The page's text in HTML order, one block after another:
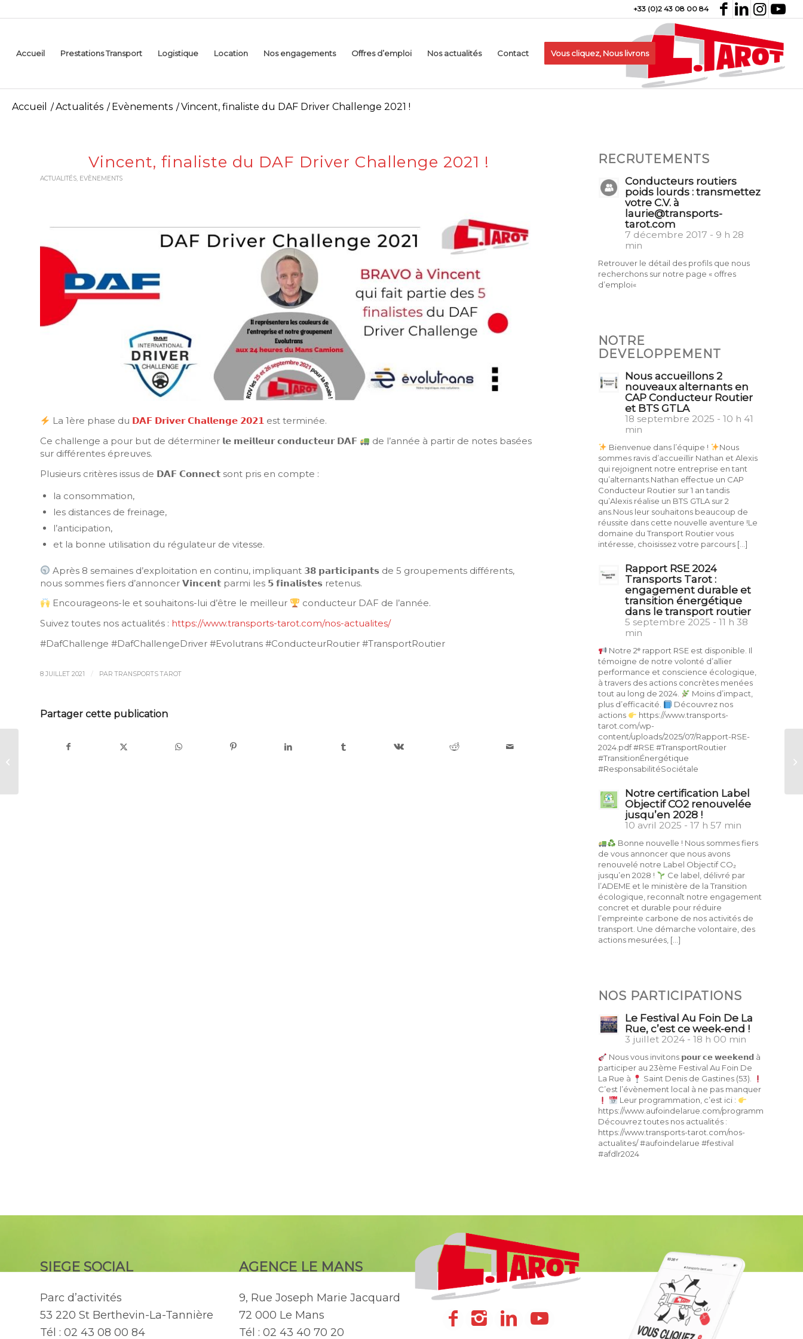
+33 (0)2 43 08 00 84
Accueil Prestations Transport Logistique Location Nos engagements Offres d’emploi Nos actualités Contact Vous cliquez, Nous livrons
Accueil /Actualités / Evènements /Vincent, finaliste du DAF Driver Challenge 2021 !
Vincent, finaliste du DAF Driver Challenge 2021 !
ACTUALITÉS, EVÈNEMENTS
La 1ère phase du 𝗗𝗔𝗙 𝗗𝗿𝗶𝘃𝗲𝗿 𝗖𝗵𝗮𝗹𝗹𝗲𝗻𝗴𝗲 𝟮𝟬𝟮𝟭 est terminée.
Ce challenge a pour but de déterminer 𝗹𝗲 𝗺𝗲𝗶𝗹𝗹𝗲𝘂𝗿 𝗰𝗼𝗻𝗱𝘂𝗰𝘁𝗲𝘂𝗿 𝗗𝗔𝗙
de l’année à partir de notes basées
sur différentes épreuves.
Plusieurs critères issus de 𝗗𝗔𝗙 𝗖𝗼𝗻𝗻𝗲𝗰𝘁 sont pris en compte :
la consommation,
les distances de freinage,
l’anticipation,
et la bonne utilisation du régulateur de vitesse.
Après 8 semaines d’exploitation en continu, impliquant 𝟯𝟴 𝗽𝗮𝗿𝘁𝗶𝗰𝗶𝗽𝗮𝗻𝘁𝘀 de 5 groupements différents,
nous sommes fiers d’annoncer 𝗩𝗶𝗻𝗰𝗲𝗻𝘁 parmi les 𝟱 𝗳𝗶𝗻𝗮𝗹𝗶𝘀𝘁𝗲𝘀 retenus.
Encourageons-le et souhaitons-lui d’être le meilleur
conducteur DAF de l’année.
Suivez toutes nos actualités : https://www.transports-tarot.com/nos-actualites/
#DafChallenge #DafChallengeDriver #Evolutrans #ConducteurRoutier #TransportRoutier
8 JUILLET 2021 / PARTRANSPORTS TAROT
Partager cette publication
RECRUTEMENTS
Conducteurs routiers
poids lourds : transmettez
votre C.V. à
laurie@transports-
tarot.com
7 décembre 2017 - 9 h 28
min
Retrouver le détail des profils que nous
recherchons sur notre page « offres
d’emploi«
NOTRE
DEVELOPPEMENT
Nous accueillons 2
nouveaux alternants en
CAP Conducteur Routier
et BTS GTLA
18 septembre 2025 - 10 h 41
min
Bienvenue dans l’équipe !
Nous
sommes ravis d’accueillir Nathan et Alexis
qui rejoignent notre entreprise en tant
qu’alternants.Nathan effectue un CAP
Conducteur Routier sur 1 an tandis
qu’Alexis réalise un BTS GTLA sur 2
ans.Nous leur souhaitons beaucoup de
réussite dans cette nouvelle aventure !Le
domaine du Transport Routier vous
intéresse, choisissez votre parcours […]
Rapport RSE 2024
Transports Tarot :
engagement durable et
transition énergétique
dans le transport routier
5 septembre 2025 - 11 h 38
min
Notre 2ᵉ rapport RSE est disponible. Il
témoigne de notre volonté d’allier
performance et conscience écologique,
à travers des actions concrètes menées
tout au long de 2024.
Moins d’impact,
plus d’efficacité.
Découvrez nos
actions
https://www.transports-
tarot.com/wp-
content/uploads/2025/07/Rapport-RSE-
2024.pdf #RSE #TransportRoutier
#TransitionÉnergétique
#ResponsabilitéSociétale
Notre certification Label
Objectif CO2 renouvelée
jusqu’en 2028 !
10 avril 2025 - 17 h 57 min
Bonne nouvelle ! Nous sommes fiers
de vous annoncer que nous avons
renouvelé notre Label Objectif CO₂
jusqu’en 2028 !
Ce label, délivré par
l’ADEME et le ministère de la Transition
écologique, reconnaît notre engagement
concret et durable pour réduire
l’empreinte carbone de nos activités de
transport. Une démarche volontaire, des
actions mesurées, […]
NOS PARTICIPATIONS
Le Festival Au Foin De La
Rue, c’est ce week-end !
3 juillet 2024 - 18 h 00 min
Nous vous invitons 𝗽𝗼𝘂𝗿 𝗰𝗲 𝘄𝗲𝗲𝗸𝗲𝗻𝗱 à
participer au 23ème Festival Au Foin De
La Rue à
Saint Denis de Gastines (53).
C’est l’évènement local à ne pas manquer
Leur programmation, c’est ici :
https://www.aufoindelarue.com/programmation/
Découvrez toutes nos actualités :
https://www.transports-tarot.com/nos-
actualites/ #aufoindelarue #festival
#afdlr2024
SIEGE SOCIAL
Parc d’activités
53 220 St Berthevin-La-Tannière
Tél : 02 43 08 00 84
AGENCE LE MANS
9, Rue Joseph Marie Jacquard
72 000 Le Mans
Tél : 02 43 40 70 20
Très bonnes